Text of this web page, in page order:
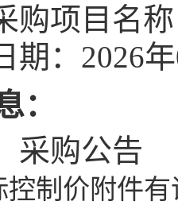
购项目名
期：2026
：
采购公告
控制价附件